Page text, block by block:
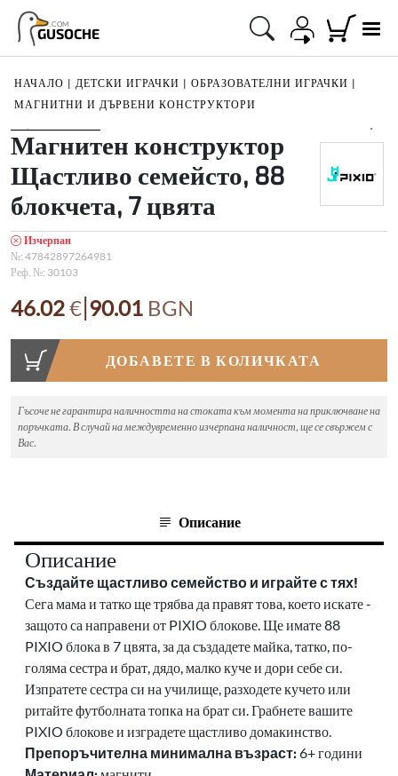
GUSOCHE
.COM
НАЧАЛО | ДЕТСКИ ИГРАЧКИ | ОБРАЗОВАТЕЛНИ ИГРАЧКИ |
МАГНИТНИ И ДЪРВЕНИ КОНСТРУКТОРИ
1/4
Магнитен конструктор
Щастливо семейсто, 88
блокчета, 7 цвята
Изчерпан
№: 47842897264981
Реф. №: 30103
46.02€|90.01 BGN
ДОБАВЕТЕ В КОЛИЧКАТА
Гъсоче не гарантира наличността на стоката към момента на приключване на
поръчката. В случай на междувременно изчерпана наличност, ще се свържем с
Вас.
Описание
Описание
Създайте щастливо семейство и играйте с тях!
Сега мама и татко ще трябва да правят това, което искате -
защото са направени от PIXIO блокове.Ще имате 88
PIXIO блока в 7 цвята, за да създадете майка, татко, по-
голяма сестра и брат, дядо, малко куче и дори себе си.
Изпратете сестра си на училище, разходете кучето или
ритайте футболната топка на брат си.Грабнете вашите
PIXIO блокове и изградете щастливо домакинство.
Препоръчителна минимална възраст: 6+ години